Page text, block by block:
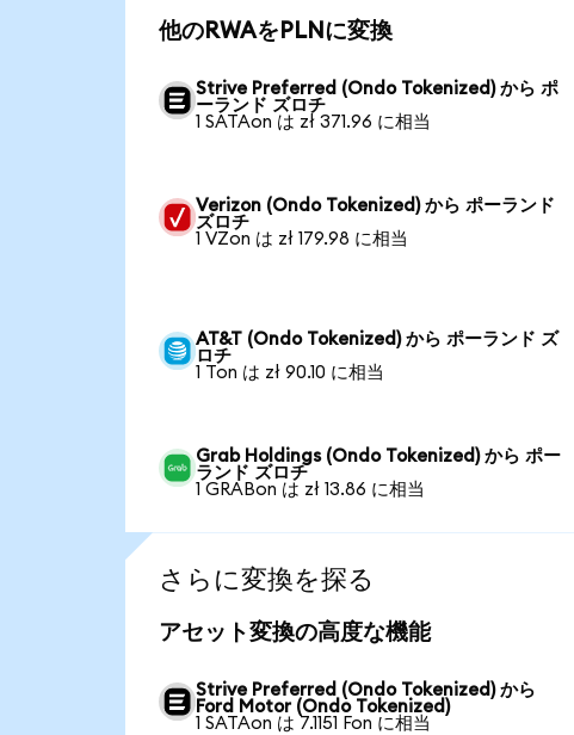
他のRWAをPLNに変換
Strive Preferred (Ondo Tokenized) から ポ
ーランド ズロチ
1 SATAon は zł 371.96 に相当
Verizon (Ondo Tokenized) から ポーランド
ズロチ
1 VZon は zł 179.98 に相当
AT&T (Ondo Tokenized) から ポーランド ズ
ロチ
1 Ton は zł 90.10 に相当
Grab Holdings (Ondo Tokenized) から ポー
ランド ズロチ
1 GRABon は zł 13.86 に相当
さらに変換を探る
アセット変換の高度な機能
Strive Preferred (Ondo Tokenized) から
Ford Motor (Ondo Tokenized)
1 SATAon は 7.1151 Fon に相当